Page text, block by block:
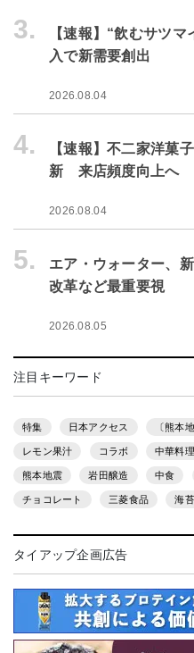
3.
【速報】“飲むサツ
入で新需要創出
2026.08.04
4.
【速報】不二家洋菓
新 来店頻度向上へ
2026.08.04
5.
エア・ウォーター、
改革など最重要視
2026.08.05
注目キーワード
特集 日本アクセス 〔熊本
レモン果汁 コラボ 中華料
熊本地震 岩田醸造 中食
チョコレート 三菱食品 海苔
タイアップ企画広告